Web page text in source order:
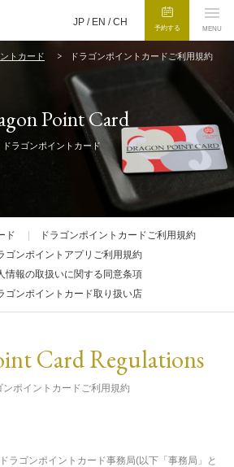
JP / EN /CH
予約する MENU
トカード ドラゴンポイントカードご利用規約
Point Card
ドラゴンポイントカード
ド
ドラゴンポイントカードご利用規約
ゴンポイントアプリご利用規約
情報の取扱いに関する同意条項
ゴンポイントカード取り扱い店
Card Regulations
ンポイントカードご利用規約
ラゴンポイントカード事務局(以下「事務局」と